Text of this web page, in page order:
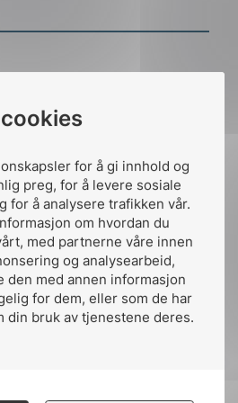
for å gi innhold og
preg, for å levere sosiale
for å analysere trafikken vår.
om hvordan du
med partnerne våre innen
og analysearbeid,
den med annen informasjon
for dem, eller som de har
din bruk av tjenestene deres.
mellom regelverk,
avtaler?
at regelverket
passer standarder som
Åpne
Åpne